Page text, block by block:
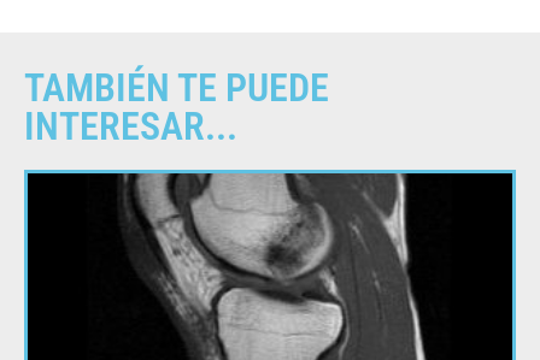
TAMBIÉN TE PUEDE
INTERESAR...